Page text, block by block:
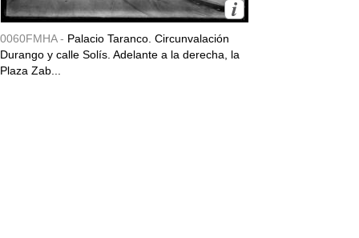
0060FMHA - Palacio Taranco. Circunvalación
Durango y calle Solís. Adelante a la derecha, la
Plaza Zab...